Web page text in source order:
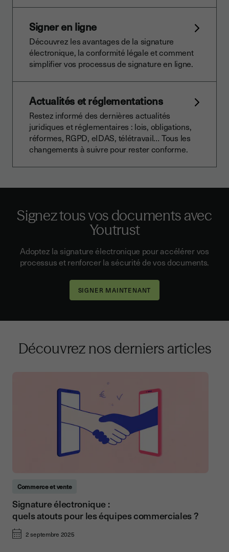
Signer en ligne
Découvrez les avantages de la signature
électronique, la conformité légale et comment
simplifier vos processus de signature en ligne.
Actualités et réglementations
Restez informé des dernières actualités
juridiques et réglementaires : lois, obligations,
réformes, RGPD, eIDAS, télétravail… Tous les
changements à suivre pour rester conforme.
Signez tous vos documents avec
Youtrust
Adoptez la signature électronique pour accélérer vos
processus et renforcer la sécurité de vos documents.
Découvrez nos derniers articles
Commerce et vente
Signature électronique :
quels atouts pour les équipes commerciales ?
2 septembre 2025